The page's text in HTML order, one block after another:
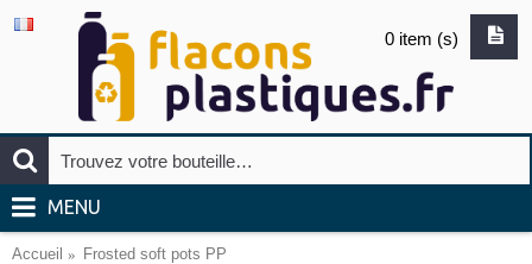
0 item (s)
MENU
Accueil Frosted soft pots PP